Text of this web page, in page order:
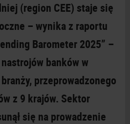
(region CEE) staje się
– wynika z raportu
Barometer 2025” –
banków w
przeprowadzonego
z 9 krajów. Sektor
się na prowadzenie